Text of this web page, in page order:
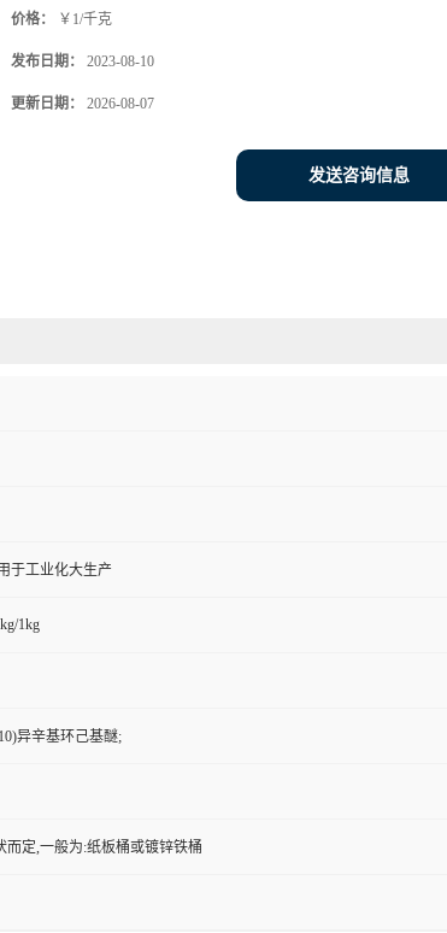
价格： ￥1/千克
发布日期： 2023-08-10
更新日期： 2026-08-07
发送咨询信息
于工业化大生产
1kg
异辛基环己基醚;
而定,一般为:纸板桶或镀锌铁桶